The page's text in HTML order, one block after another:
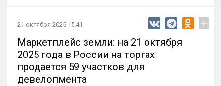
21 октября 2025 15:41 +
Маркетплейс земли: на 21 октября
2025 года в России на торгах
продается 59 участков для
девелопмента